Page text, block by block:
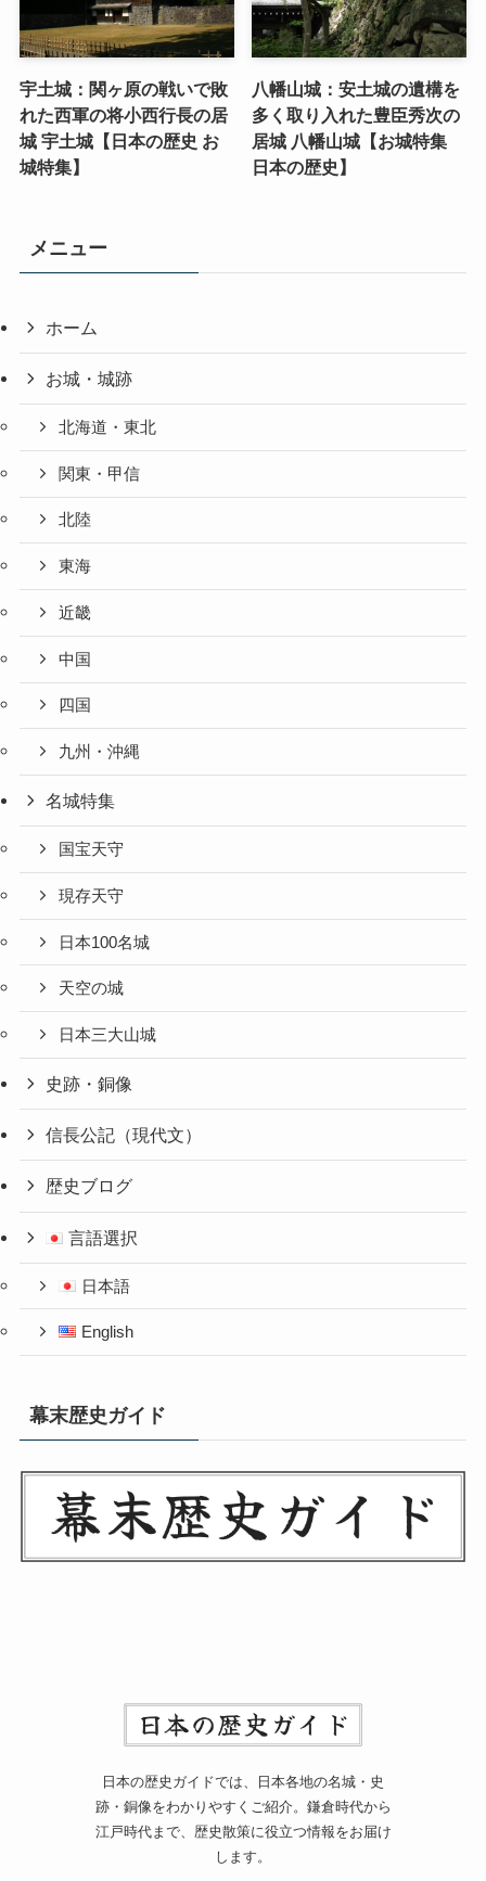
宇土城：関ヶ原の戦いで敗
れた西軍の将小西行長の居
城 宇土城【日本の歴史 お
城特集】
八幡山城：安土城の遺構を
多く取り入れた豊臣秀次の
居城 八幡山城【お城特集
日本の歴史】
メニュー
ホーム
お城・城跡
北海道・東北
関東・甲信
北陸
東海
近畿
中国
四国
九州・沖縄
名城特集
国宝天守
現存天守
日本100名城
天空の城
日本三大山城
史跡・銅像
信長公記（現代文）
歴史ブログ
言語選択
日本語
English
幕末歴史ガイド
日本の歴史ガイドでは、日本各地の名城・史
跡・銅像をわかりやすくご紹介。鎌倉時代から
江戸時代まで、歴史散策に役立つ情報をお届け
します。